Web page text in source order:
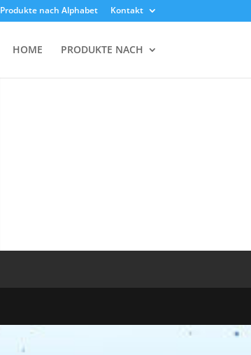
Produkte nach Alphabet Kontakt
HOME PRODUKTE NACH